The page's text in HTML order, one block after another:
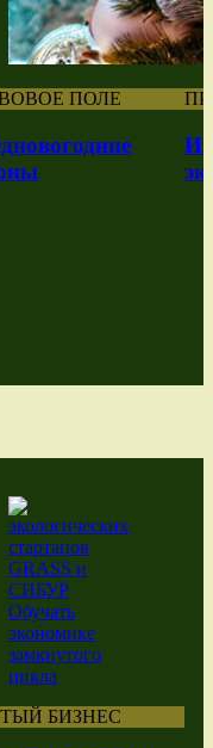
ПОЛЕ
БИЗНЕС